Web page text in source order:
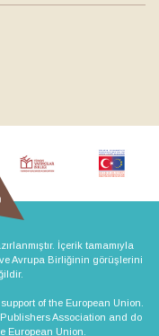
İçerik tamamıyla
Avrupa Birliğinin görüşlerini
of the European Union.
Association and do
European Union.